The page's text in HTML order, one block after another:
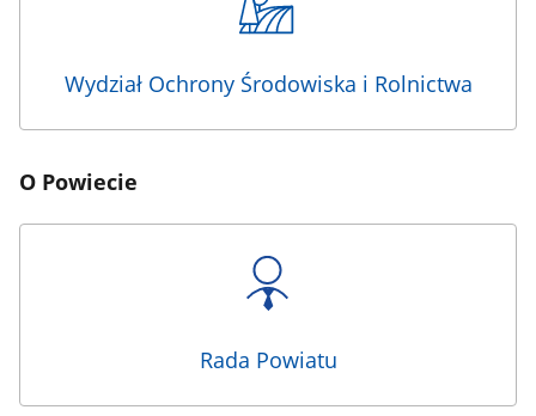
Wydział Ochrony Środowiska i Rolnictwa
O Powiecie
Rada Powiatu